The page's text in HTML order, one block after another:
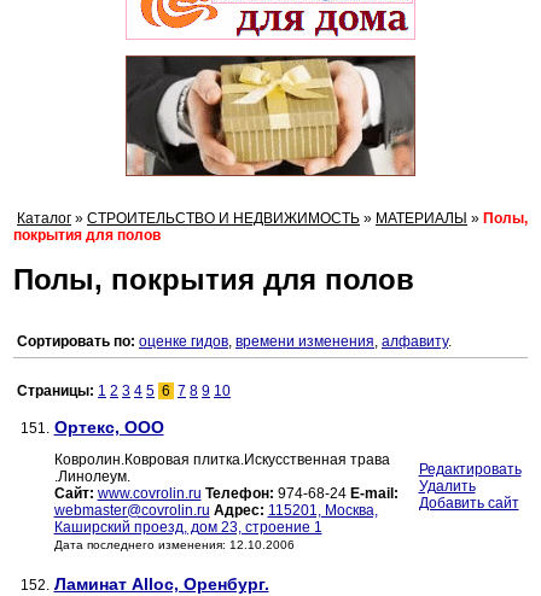
Каталог » СТРОИТЕЛЬСТВО И НЕДВИЖИМОСТЬ » МАТЕРИАЛЫ » Полы,
покрытия для полов
Полы, покрытия для полов
Сортировать по: оценке гидов, времени изменения, алфавиту.
Страницы: 1 2 3 4 5 6 7 8 9 10
151. Ортекс, ООО
Ковролин.Ковровая плитка.Искусственная трава
.Линолеум.
Сайт: www.covrolin.ru Телефон: 974-68-24 E-mail:
webmaster@covrolin.ru Адрес: 115201, Москва,
Каширский проезд, дом 23, строение 1
Дата последнего изменения: 12.10.2006
Редактировать
Удалить
Добавить сайт
152. Ламинат Alloc, Оренбург.